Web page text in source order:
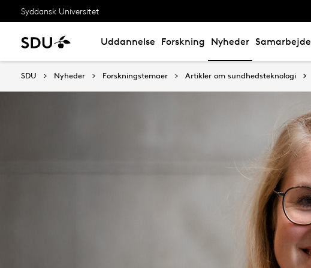
Syddansk Universitet
Uddannelse Forskning Nyheder Samarbejde
SDU Nyheder Forskningstemaer Artikler om sundhedsteknologi